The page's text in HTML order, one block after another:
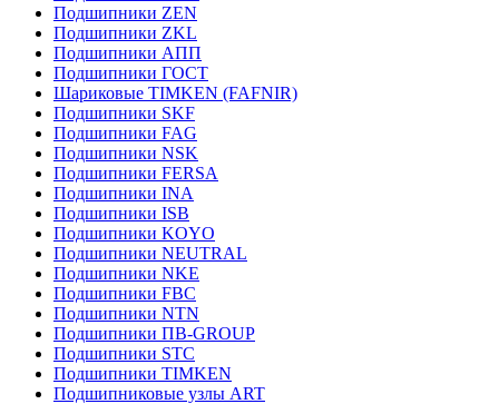
Подшипники ZEN
Подшипники ZKL
Подшипники АПП
Подшипники ГОСТ
Шариковые ТІMKEN (FAFNIR)
Подшипники SKF
Подшипники FAG
Подшипники NSK
Подшипники FERSA
Подшипники INA
Подшипники ISB
Подшипники KOYO
Подшипники NEUTRAL
Подшипники NKE
Подшипники FBC
Подшипники NTN
Подшипники ПВ-GROUP
Подшипники STC
Подшипники TIMKEN
Подшипниковые узлы ART